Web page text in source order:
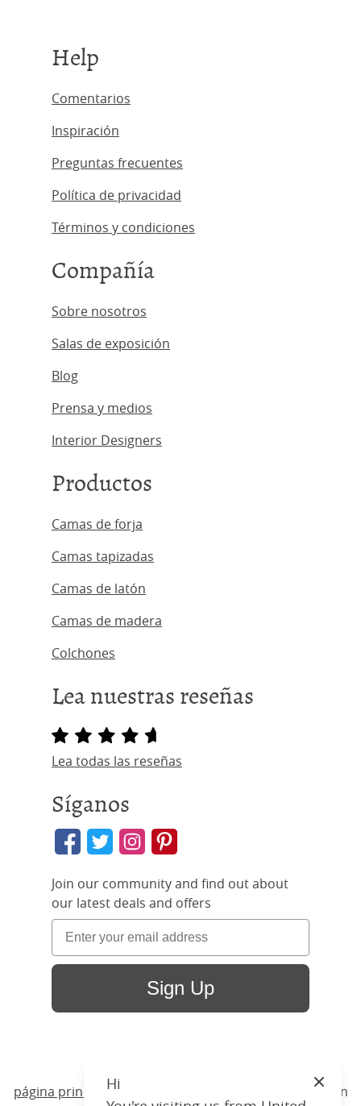
Help
Comentarios
Inspiración
Preguntas frecuentes
Política de privacidad
Términos y condiciones
Compañía
Sobre nosotros
Salas de exposición
Blog
Prensa y medios
Interior Designers
Productos
Camas de forja
Camas tapizadas
Camas de latón
Camas de madera
Colchones
Lea nuestras reseñas
Lea todas las reseñas
Síganos
Join our community and find out about
our latest deals and offers
Sign Up
página principal / Productos /
/ Ruskin
Hi
Close